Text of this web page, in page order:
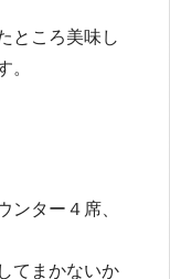
ところ美味し
。
ンター４席、
てまかないか